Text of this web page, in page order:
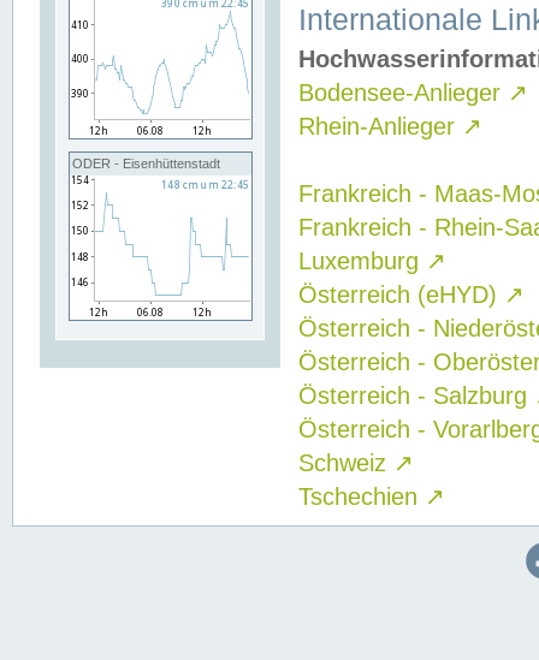
ODER - Eisenhüttenstadt
Internationale
Bodensee-Anlieger ↗
Rhein-Anlieger ↗
Frankreich - Maas-
Frankreich - Rhein-
Luxemburg ↗
Österreich (eHYD) ↗
Österreich -
Österreich -
Österreich - Salzburg
Österreich -
Schweiz ↗
Tschechien ↗